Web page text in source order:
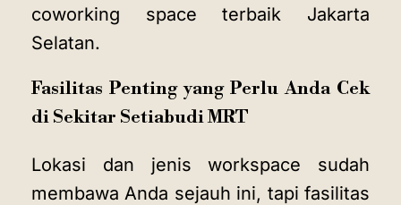
coworking space terbaik Jakarta
Selatan.
Fasilitas Penting yang Perlu Anda Cek
di Sekitar Setiabudi MRT
Lokasi dan jenis workspace sudah
membawa Anda sejauh ini, tapi fasilitas